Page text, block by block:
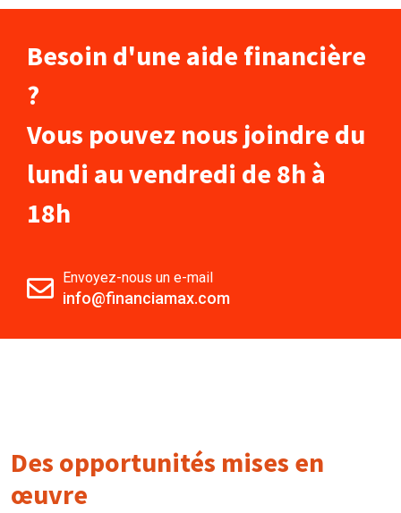
Besoin d'une aide financière
?
Vous pouvez nous joindre du
lundi au vendredi de 8h à
18h
Envoyez-nous un e-mail
info@financiamax.com
Des opportunités mises en
œuvre